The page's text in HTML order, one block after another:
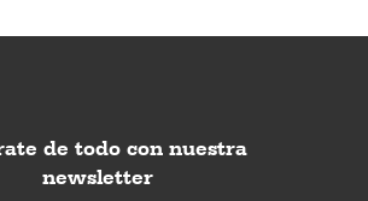
de todo con nuestra
newsletter